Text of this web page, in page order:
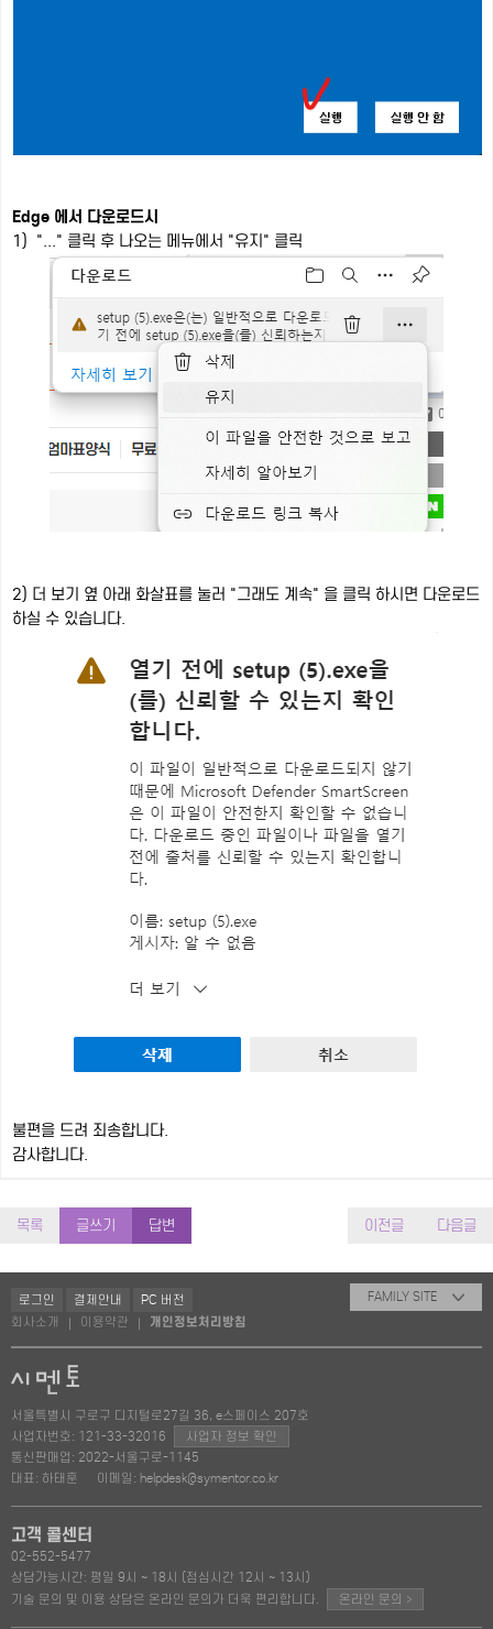
Edge 에서 다운로드시
1) "..." 클릭 후 나오는 메뉴에서 "유지" 클릭
2) 더 보기 옆 아래 화살표를 눌러 "그래도 계속" 을 클릭 하시면 다운로드
하실 수 있습니다.
불편을 드려 죄송합니다.
감사합니다.
목록 글쓰기 답변 이전글 다음글
로그인 결제안내
PC 버전
회사소개
이용약관 개인정보처리방침
FAMILY SITE
서울특별시 구로구 디지털로27길 36, e스페이스 207호
사업자번호: 121-33-32016
사업자 정보 확인
통신판매업: 2022-서울구로-1145
대표: 하태훈
이메일: helpdesk@symentor.co.kr
고객 콜센터
02-552-5477
상담가능시간: 평일 9시 ~ 18시 (점심시간 12시 ~ 13시)
기술 문의 및 이용 상담은 온라인 문의가 더욱 편리합니다.
온라인 문의 >